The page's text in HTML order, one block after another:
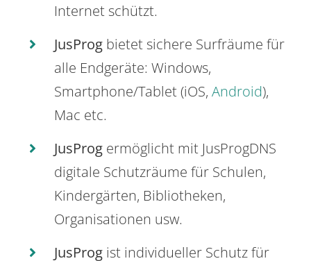
Internet schützt.
JusProg bietet sichere Surfräume für
alle Endgeräte: Windows,
Smartphone/Tablet (iOS, Android),
Mac etc.
JusProg ermöglicht mit JusProgDNS
digitale Schutzräume für Schulen,
Kindergärten, Bibliotheken,
Organisationen usw.
JusProg ist individueller Schutz für